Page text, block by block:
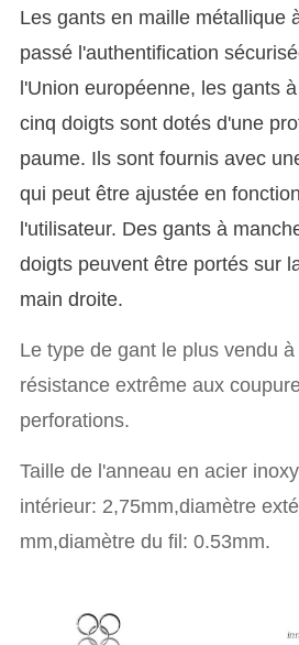
Les gants en maille métallique
passé l'authentification
l'Union européenne, les gants
cinq doigts sont dotés d'une
paume. Ils sont fournis avec
qui peut être ajustée en
l'utilisateur. Des gants à
doigts peuvent être portés sur
main droite.
Le type de gant le plus vendu
résistance extrême aux
perforations.
Taille de l'anneau en acier
intérieur: 2,75mm,diamètre
mm,diamètre du fil: 0.53mm.